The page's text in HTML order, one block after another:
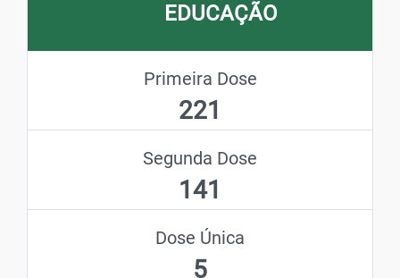
EDUCAÇÃO
Primeira Dose
221
Segunda Dose
141
Dose Única
5